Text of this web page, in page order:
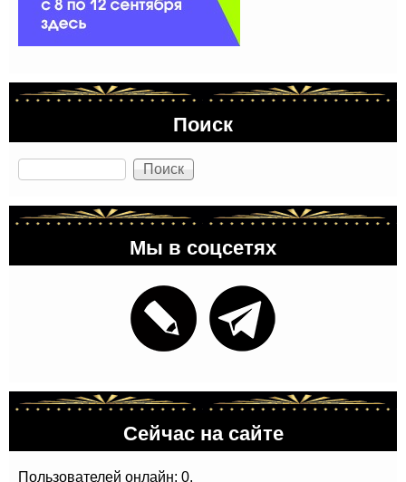
Поиск
Поиск
Мы в соцсетях
Сейчас на сайте
Пользователей онлайн: 0.